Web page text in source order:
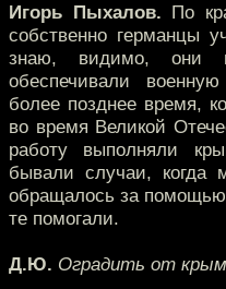
Игорь Пыхалов. По
собственно германцы
знаю, видимо, они
обеспечивали
более позднее время,
во время Великой
работу выполняли
бывали случаи, когда
обращалось за
те помогали.
Д.Ю. Оградить от